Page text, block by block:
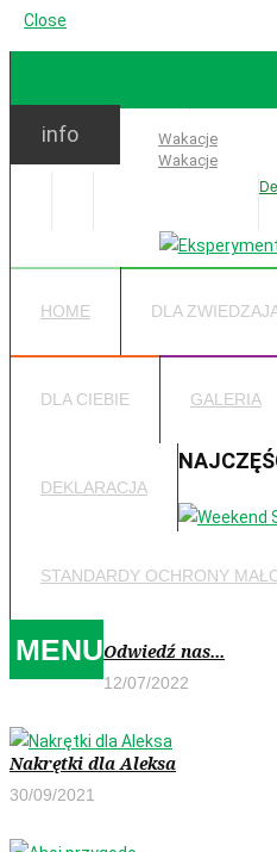
Close
Ważne:
Wakacje
Wakacje
info
HOME DLA
DLA CIEBIE GALERIA
DEKLARACJA
STANDARDY OCHRONY
MENUOdwiedź nas...
12/07/2022
Nakrętki dla Aleksa
30/09/2021